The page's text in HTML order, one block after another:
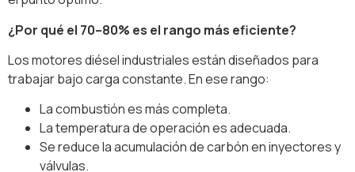
¿Por qué el 70–80% es el rango más eficiente?
Los motores diésel industriales están diseñados para
trabajar bajo carga constante. En ese rango:
La combustión es más completa.
La temperatura de operación es adecuada.
Se reduce la acumulación de carbón en inyectores y
válvulas.